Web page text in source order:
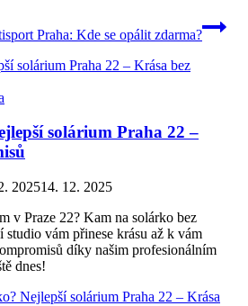
Praha: Kde se opálit zdarma?
solárium Praha 22 –
202514. 12. 2025
v Praze 22? Kam na solárko bez
studio vám přinese krásu až k vám
díky našim profesionálním
dnes!
Nejlepší solárium Praha 22 – Krása